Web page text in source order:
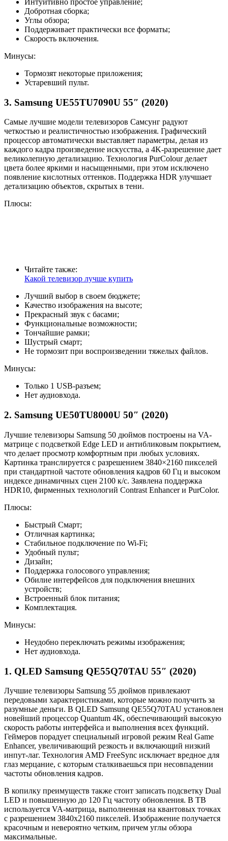
Интуитивно простое управление;
Добротная сборка;
Углы обзора;
Поддерживает практически все форматы;
Скорость включения.
Минусы:
Тормозят некоторые приложения;
Устаревший пульт.
3. Samsung UE55TU7090U 55″ (2020)
Самые лучшие модели телевизоров Самсунг радуют
четкостью и реалистичностью изображения. Графический
процессор автоматически выставляет параметры, делая из
каждого кадра произведение искусства, а 4K-разрешение дает
великолепную детализацию. Технология PurColour делает
цвета более яркими и насыщенными, при этом исключено
появление кислотных оттенков. Поддержка HDR улучшает
детализацию объектов, скрытых в тени.
Плюсы:
Читайте также:
Какой телевизор лучше купить
Лучший выбор в своем бюджете;
Качество изображения на высоте;
Прекрасный звук с басами;
Функциональные возможности;
Тончайшие рамки;
Шустрый смарт;
Не тормозит при воспроизведении тяжелых файлов.
Минусы:
Только 1 USB-разъем;
Нет аудиовхода.
2. Samsung UE50TU8000U 50″ (2020)
Лучшие телевизоры Samsung 50 дюймов построены на VA-
матрице с подсветкой Edge LED и антибликовым покрытием,
что делает просмотр комфортным при любых условиях.
Картинка транслируется с разрешением 3840×2160 пикселей
при стандартной частоте обновления кадров 60 Гц и высоком
индексе динамичных сцен 2100 к/с. Заявлена поддержка
HDR10, фирменных технологий Contrast Enhancer и PurColor.
Плюсы:
Быстрый Смарт;
Отличная картинка;
Стабильное подключение по Wi-Fi;
Удобный пульт;
Дизайн;
Поддержка голосового управления;
Обилие интерфейсов для подключения внешних
устройств;
Встроенный блок питания;
Комплектация.
Минусы:
Неудобно переключать режимы изображения;
Нет аудиовхода.
1. QLED Samsung QE55Q70TAU 55″ (2020)
Лучшие телевизоры Samsung 55 дюймов привлекают
передовыми характеристиками, которые можно получить за
разумные деньги. В QLED Samsung QE55Q70TAU установлен
новейший процессор Quantum 4K, обеспечивающий высокую
скорость работы интерфейса и выполнения всех функций.
Геймеров порадует специальный игровой режим Real Game
Enhancer, увеличивающий резкость и включающий низкий
инпут-лаг. Технология AMD FreeSync исключает вредное для
глаз мерцание, с которым сталкиваешься при несовпадении
частоты обновления кадров.
В копилку преимуществ также стоит записать подсветку Dual
LED и повышенную до 120 Гц частоту обновления. В ТВ
используется VA-матрица, выполненная на квантовых точках
с разрешением 3840х2160 пикселей. Изображение получается
красочным и невероятно четким, причем углы обзора
максимальные.